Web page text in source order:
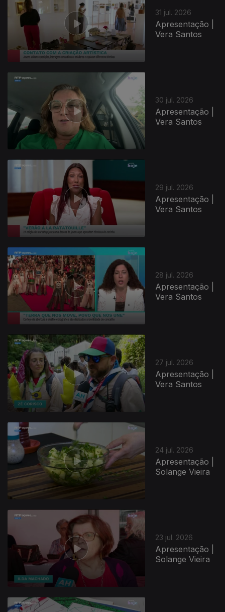
31 jul. 2026
Apresentação |
Vera Santos
30 jul. 2026
Apresentação |
Vera Santos
29 jul. 2026
Apresentação |
Vera Santos
28 jul. 2026
Apresentação |
Vera Santos
27 jul. 2026
Apresentação |
Vera Santos
24 jul. 2026
Apresentação |
Solange Vieira
23 jul. 2026
Apresentação |
Solange Vieira